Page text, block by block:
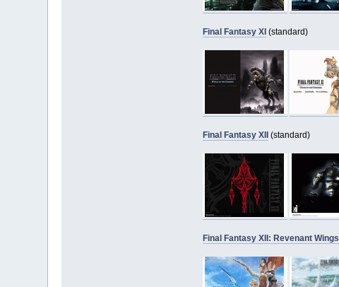
Final Fantasy XI (standard)
Final Fantasy XII (standard)
Final Fantasy XII: Revenant Wings